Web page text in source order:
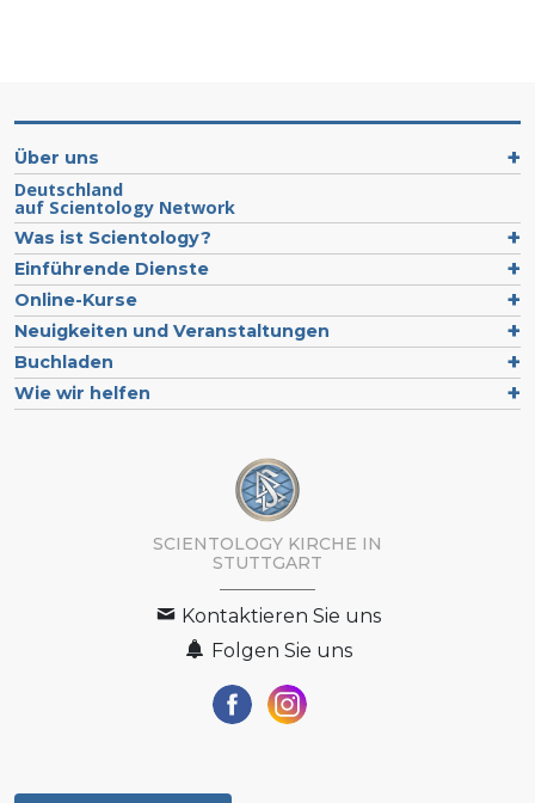
Über uns
Deutschland
auf Scientology Network
Was ist Scientology?
Einführende Dienste
Online-Kurse
Neuigkeiten und Veranstaltungen
Buchladen
Wie wir helfen
SCIENTOLOGY KIRCHE IN
STUTTGART
Kontaktieren Sie uns
Folgen Sie uns